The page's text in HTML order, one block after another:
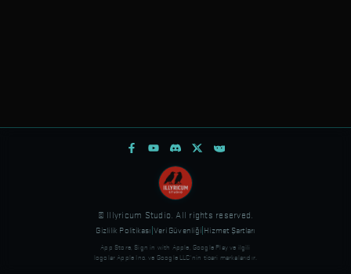
© Illyricum Studio. All rights reserved.
Gizlilik Politikası Veri Güvenliği| Hizmet Şartları
App Store, Sign in with Apple, Google Play ve ilgili
logolar Apple Inc. ve Google LLC'nin ticari markalarıdır.